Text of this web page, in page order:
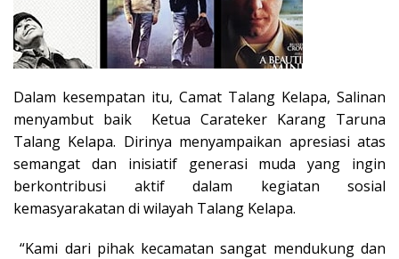
Dalam kesempatan itu, Camat Talang Kelapa, Salinan
menyambut baik Ketua Carateker Karang Taruna
Talang Kelapa. Dirinya menyampaikan apresiasi atas
semangat dan inisiatif generasi muda yang ingin
berkontribusi aktif dalam kegiatan sosial
kemasyarakatan di wilayah Talang Kelapa.
“Kami dari pihak kecamatan sangat mendukung dan